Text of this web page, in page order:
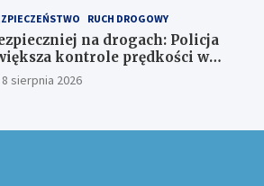
RUCH DROGOWY
na drogach: Policja
kontrole prędkości w
8 sierpnia 2026